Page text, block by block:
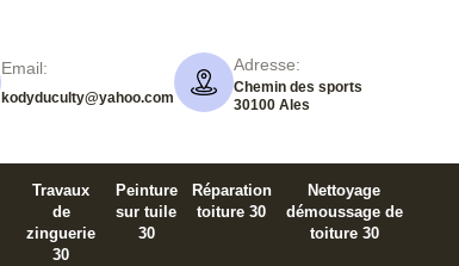
Email:
kodyduculty@yahoo.com
Adresse:
Chemin des sports
30100 Ales
Travaux
de
zinguerie
30
Peinture
sur tuile
30
Réparation
toiture 30
Nettoyage
démoussage de
toiture 30